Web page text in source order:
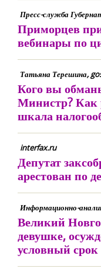
Пресс-служба
Приморцев
вебинары по
Татьяна Терешина,
Кого вы
Министр? Как
шкала
interfax.ru
Депутат
арестован по
Информационно-
Великий
девушке,
условный